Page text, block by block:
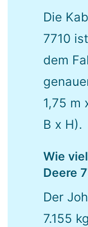
Die
7710
dem
1,75 m
B x H).
Wie
Deere
Der
7.155